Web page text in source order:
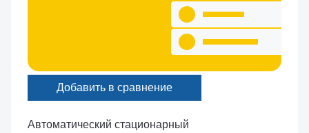
Автоматический стационарный
Добавить в сравнение